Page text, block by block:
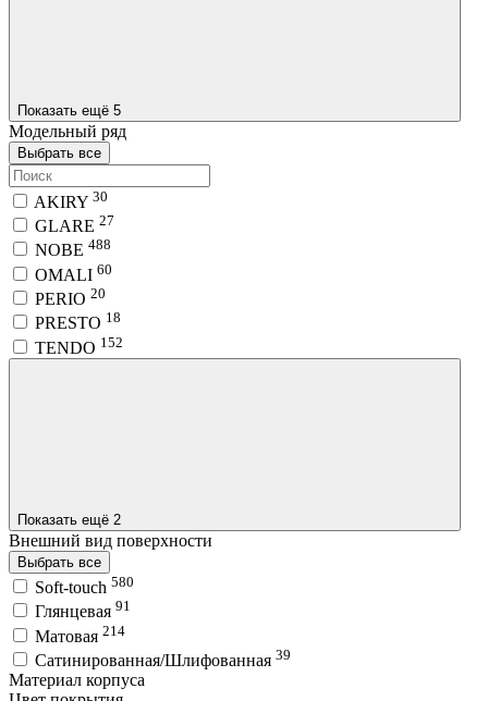
Показать ещё 5
Модельный ряд
Выбрать все
AKIRY 30
GLARE 27
NOBE 488
OMALI 60
PERIO 20
PRESTO 18
TENDO 152
Показать ещё 2
Внешний вид поверхности
Выбрать все
Soft-touch 580
Глянцевая 91
Матовая 214
Сатинированная/Шлифованная 39
Материал корпуса